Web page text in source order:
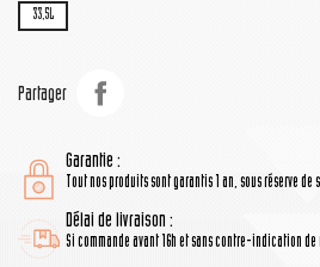
33,5L
Partager
Garantie :
Tout nos produits sont garantis 1 an, sous réserve
Délai de livraison :
Si commande avant 16h et sans contre-indication